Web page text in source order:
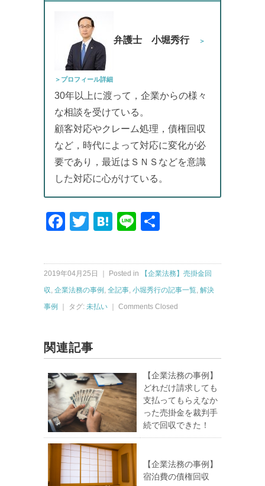
弁護士 小堀秀行 ＞
＞プロフィール詳細
30年以上に渡って，企業からの様々
な相談を受けている。
顧客対応やクレーム処理，債権回収
など，時代によって対応に変化が必
要であり，最近はＳＮＳなどを意識
した対応に心がけている。
Facebook
Twitter
Hatena
Line
2019年04月25日 ｜ Posted in
【企業法務】売掛金回
収, 企業法務の事例 , 全記事, 小堀秀行の記事一覧, 解決
事例
｜ タグ: 未払い Comments Closed
関連記事
【企業法務の事例】
どれだけ請求しても
支払ってもらえなか
った売掛金を裁判手
続で回収できた！
【企業法務の事例】
宿泊費の債権回収